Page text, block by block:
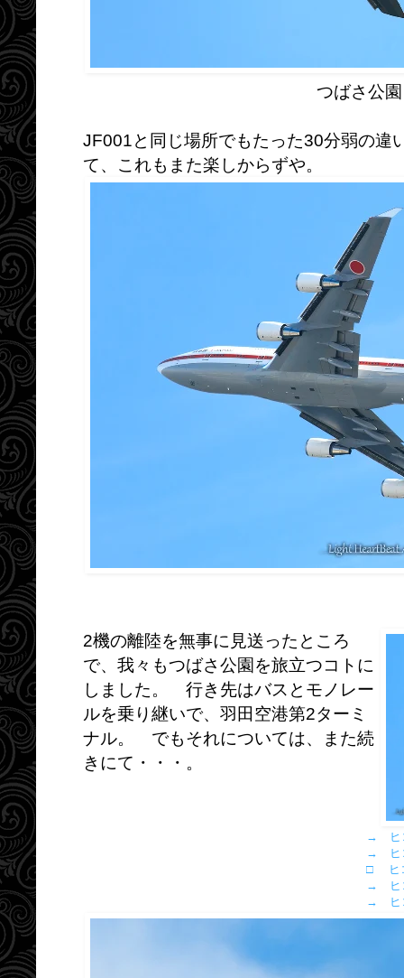
つばさ公
JF001と同じ場所でもたった30分弱の違
て、これもまた楽しからずや。
2機の離陸を無事に見送ったところ
で、我々もつばさ公園を旅立つコトに
しました。 行き先はバスとモノレー
ルを乗り継いで、羽田空港第2ターミ
ナル。 でもそれについては、また続
きにて・・・。
→ ヒ
→ ヒ
□ ヒ
→ ヒ
→ ヒ